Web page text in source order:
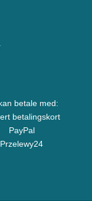
betale med:
betalingskort
PayPal
Przelewy24